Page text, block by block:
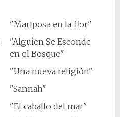
"Mariposa en la flor"
"Alguien Se Esconde
en el Bosque"
"Una nueva religión"
"Sannah"
"El caballo del mar"